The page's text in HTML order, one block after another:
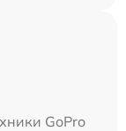
GoPro